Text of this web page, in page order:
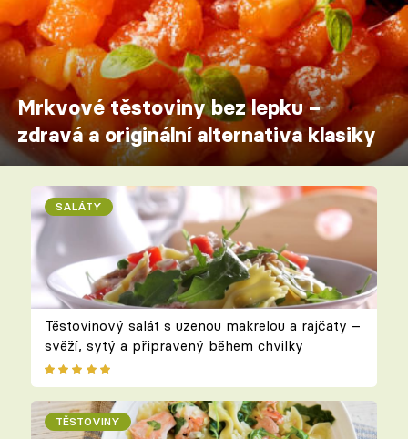
Mrkvové těstoviny bez lepku –
zdravá a originální alternativa klasiky
SALÁTY
Těstovinový salát s uzenou makrelou a rajčaty –
svěží, sytý a připravený během chvilky
TĚSTOVINY